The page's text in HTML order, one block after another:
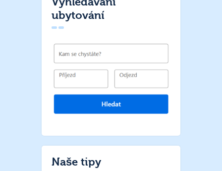
ubytování
Naše tipy